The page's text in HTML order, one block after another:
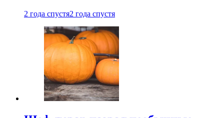
2 года спустя2 года спустя